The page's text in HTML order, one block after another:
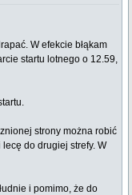
W efekcie błąkam
startu lotnego o 12.59,
strony można robić
do drugiej strefy. W
i pomimo, że do